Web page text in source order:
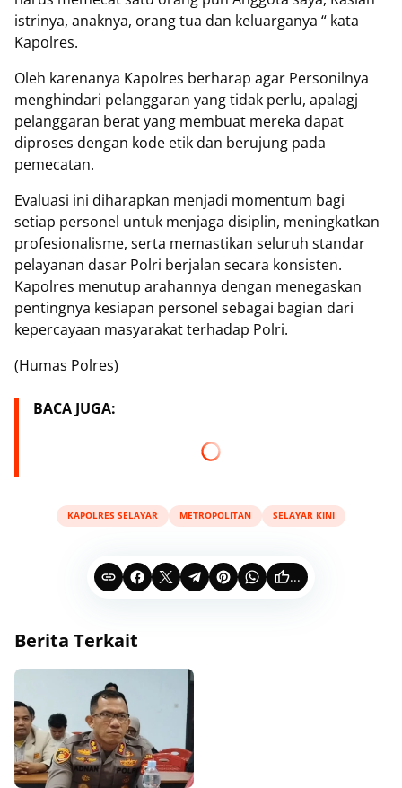
istrinya, anaknya, orang tua dan keluarganya “ kata
Kapolres.
Oleh karenanya Kapolres berharap agar Personilnya
menghindari pelanggaran yang tidak perlu, apalagj
pelanggaran berat yang membuat mereka dapat
diproses dengan kode etik dan berujung pada
pemecatan.
Evaluasi ini diharapkan menjadi momentum bagi
setiap personel untuk menjaga disiplin, meningkatkan
profesionalisme, serta memastikan seluruh standar
pelayanan dasar Polri berjalan secara konsisten.
Kapolres menutup arahannya dengan menegaskan
pentingnya kesiapan personel sebagai bagian dari
kepercayaan masyarakat terhadap Polri.
(Humas Polres)
BACA JUGA:
KAPOLRES SELAYAR METROPOLITAN SELAYAR KINI
...
Berita Terkait